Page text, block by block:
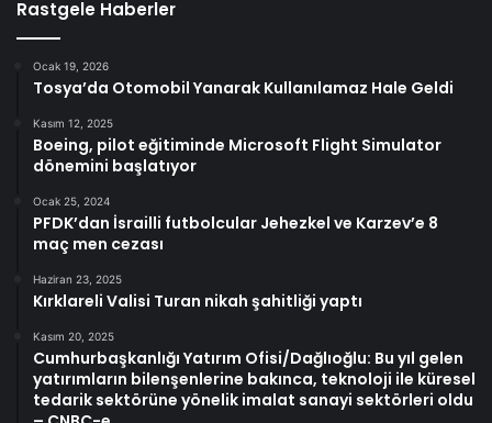
Rastgele Haberler
Ocak 19, 2026
Tosya’da Otomobil Yanarak Kullanılamaz Hale Geldi
Kasım 12, 2025
Boeing, pilot eğitiminde Microsoft Flight Simulator
dönemini başlatıyor
Ocak 25, 2024
PFDK’dan İsrailli futbolcular Jehezkel ve Karzev’e 8
maç men cezası
Haziran 23, 2025
Kırklareli Valisi Turan nikah şahitliği yaptı
Kasım 20, 2025
Cumhurbaşkanlığı Yatırım Ofisi/Dağlıoğlu: Bu yıl gelen
yatırımların bilenşenlerine bakınca, teknoloji ile küresel
tedarik sektörüne yönelik imalat sanayi sektörleri oldu